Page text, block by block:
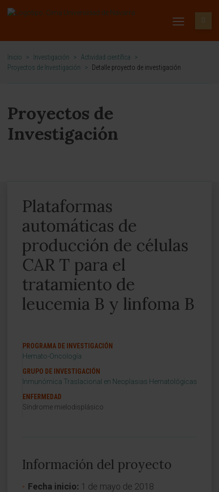
Inicio > Investigación > Actividad científica
>
Proyectos de Investigación
> Detalle proyecto de investigación
Proyectos de
Investigación
Plataformas
automáticas de
producción de células
CAR T para el
tratamiento de
leucemia B y linfoma B
PROGRAMA DE INVESTIGACIÓN
Hemato-Oncología
GRUPO DE INVESTIGACIÓN
Inmunómica Traslacional en Neoplasias Hematológicas
ENFERMEDAD
Síndrome mielodisplásico
Información del proyecto
Fecha inicio: 1 de mayo de 2018